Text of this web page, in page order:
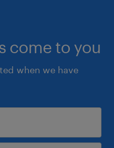
come to you
when we have